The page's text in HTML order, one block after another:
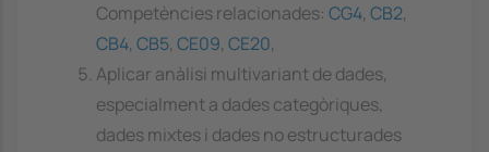
Competències relacionades: CG4, CB2,
CB4, CB5, CE09, CE20,
Aplicar anàlisi multivariant de dades,
especialment a dades categòriques,
dades mixtes i dades no estructurades